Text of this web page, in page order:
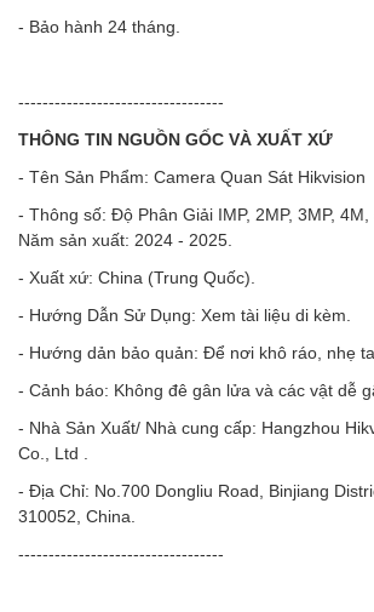
- Bảo hành 24 tháng.
----------------------------------
THÔNG TIN NGUỒN GỐC VÀ XUẤT XỨ
- Tên Sản Phẩm: Camera Quan Sát Hikvision
- Thông số: Độ Phân Giải IMP, 2MP, 3MP, 4M,
Năm sản xuất: 2024 - 2025.
- Xuất xứ: China (Trung Quốc).
- Hướng Dẫn Sử Dụng: Xem tài liệu di kèm.
- Hướng dản bảo quản: Để nơi khô ráo, nhẹ
- Cảnh báo: Không đê gân lửa và các vật dễ
- Nhà Sản Xuất/ Nhà cung cấp: Hangzhou
Co., Ltd .
- Địa Chỉ: No.700 Dongliu Road, Binjiang
310052, China.
----------------------------------